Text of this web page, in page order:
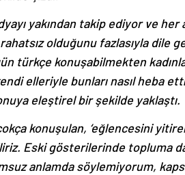
yakından takip ediyor ve her
olduğunu fazlasıyla dile
türkçe konuşabilmekten
elleriyle bunları nasıl heba
eleştirel bir şekilde yaklaştı.
konuşulan, ‘eğlencesini
Eski gösterilerinde topluma
anlamda söylemiyorum,